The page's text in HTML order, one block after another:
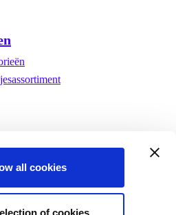
all cookies
of cookies